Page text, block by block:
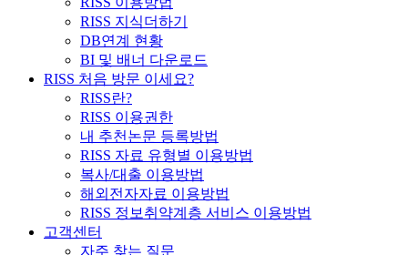
RISS 지식더하기
DB연계 현황
BI 및 배너 다운로드
RISS 처음 방문 이세요?
RISS란?
RISS 이용권한
내 추천논문 등록방법
RISS 자료 유형별 이용방법
복사/대출 이용방법
해외전자자료 이용방법
RISS 정보취약계층 서비스 이용방법
고객센터
자주 찾는 질문